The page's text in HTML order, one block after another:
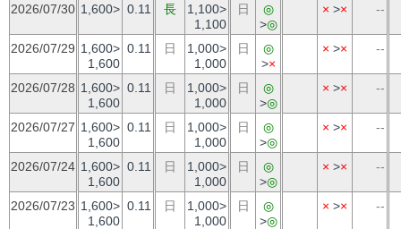
2026/07/30 1,600> 0.11 長
1,100>
1,100
日
◎
>◎
× >× --
2026/07/29 1,600>
1,600
0.11 日
1,000>
1,000
日
◎
>×
× >× --
2026/07/28 1,600>
1,600
0.11 日
1,000>
1,000
日
◎
>◎
× >× --
2026/07/27 1,600>
1,600
0.11 日
1,000>
1,000
日
◎
>◎
× >× --
2026/07/24 1,600>
1,600
0.11 日
1,000>
1,000
日
◎
>◎
× >× --
2026/07/23 1,600>
1,600
0.11 日
1,000>
1,000
日
◎
>◎
× >× --